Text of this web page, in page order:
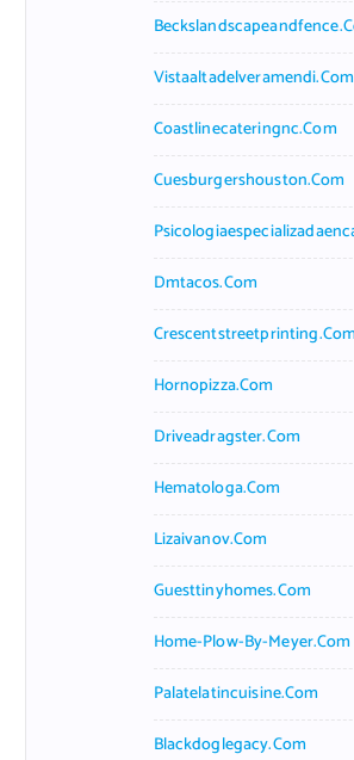
Vistaaltadelveramendi.com
Coastlinecateringnc.com
Cuesburgershouston.com
Dmtacos.com
Crescentstreetprinting.com
Hornopizza.com
Driveadragster.com
Hematologa.com
Lizaivanov.com
Guesttinyhomes.com
Home-Plow-By-Meyer.com
Palatelatincuisine.com
Blackdoglegacy.com